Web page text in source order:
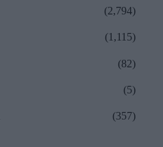
(2,794)
(1,115)
(82)
(5)
(357)